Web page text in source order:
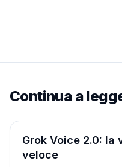
Continua a
Prodotti
Grok Voice 2.0: la
veloce